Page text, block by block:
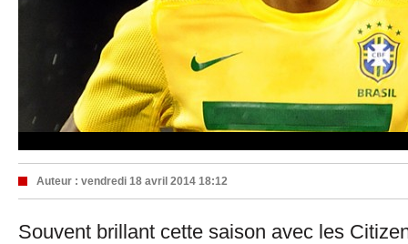
Auteur : vendredi 18 avril 2014 18:12
Souvent brillant cette saison avec les